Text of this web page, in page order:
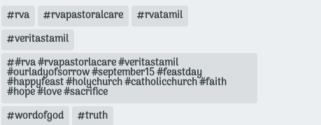
rva rvapastoralcare
rvatamil
veritastamil
#rva #rvapastorlacare #veritastamil
#ourladyofsorrow #september15 #feastday
#happyfeast #holychurch #catholicchurch #faith
#hope #love #sacrifice
wordofgod
truth